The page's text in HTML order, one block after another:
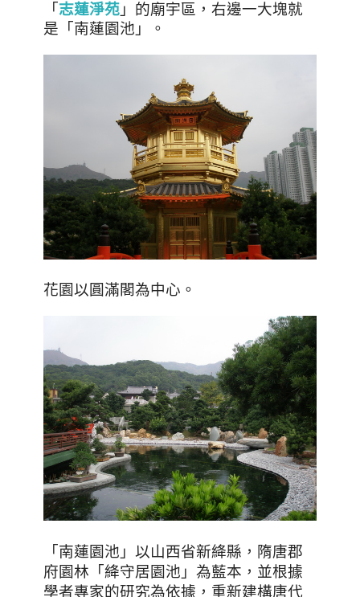
「 志蓮淨苑 」 的廟宇區，右邊一大塊就
是「 南蓮園池 」。
花園以圓滿閣為中心。
「南蓮園池 」 以山西省新絳縣，隋唐郡
府園林 「絳守居園池 」 為藍本，並根據
學者專家的研究為依據，重新建構唐代